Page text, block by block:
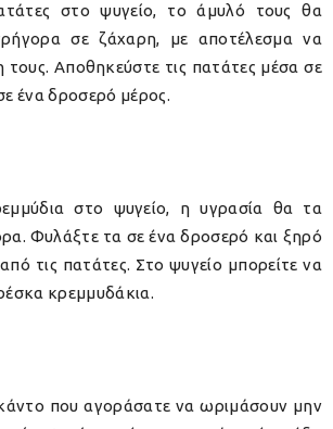
στο ψυγείο, το άμυλό τους θα
σε ζάχαρη, με αποτέλεσμα να
τους. Αποθηκεύστε τις πατάτες μέσα σε
ένα δροσερό μέρος.
στο ψυγείο, η υγρασία θα τα
Φυλάξτε τα σε ένα δροσερό και ξηρό
τις πατάτες. Στο ψυγείο μπορείτε να
κρεμμυδάκια.
που αγοράσατε να ωριμάσουν μην